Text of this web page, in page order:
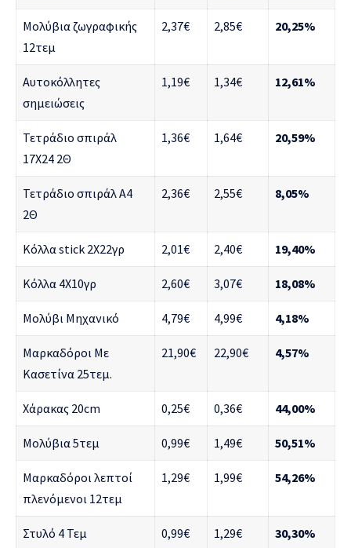
Μολύβια ζωγραφικής
12τεμ
2,37€ 2,85€ 20,25%
Αυτοκόλλητες
σημειώσεις
1,19€ 1,34€ 12,61%
Τετράδιο σπιράλ
17X24 2Θ
1,36€ 1,64€ 20,59%
Τετράδιο σπιράλ A4
2Θ
2,36€ 2,55€ 8,05%
Κόλλα stick 2X22γρ 2,01€ 2,40€ 19,40%
Κόλλα 4X10γρ 2,60€ 3,07€ 18,08%
Μολύβι Μηχανικό 4,79€ 4,99€ 4,18%
Μαρκαδόροι Με
Κασετίνα 25τεμ.
21,90€ 22,90€ 4,57%
Χάρακας 20cm 0,25€ 0,36€ 44,00%
Μολύβια 5τεμ 0,99€ 1,49€ 50,51%
Μαρκαδόροι λεπτοί
πλενόμενοι 12τεμ
1,29€ 1,99€ 54,26%
Στυλό 4 Τεμ 0,99€ 1,29€ 30,30%